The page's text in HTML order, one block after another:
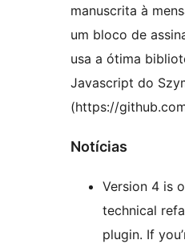
manuscrita à
um bloco de
usa a ótima
Javascript do
(https://
Notícias
Version 4 is
technical
plugin. If